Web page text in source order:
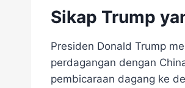
Sikap Trump
Presiden Donald Trump
perdagangan dengan
pembicaraan dagang ke